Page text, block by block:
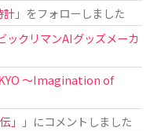
計」をフォローしました
ックリマンAIグッズメーカ
〜Imagination of
」
」にコメントしました